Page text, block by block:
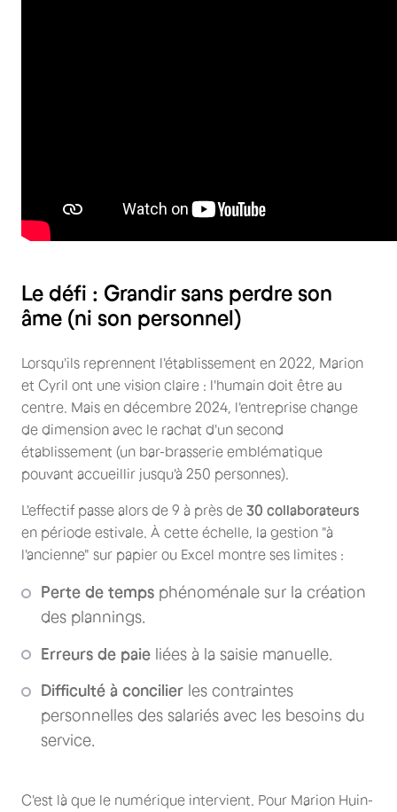
Le défi : Grandir sans perdre son
âme (ni son personnel)
Lorsqu'ils reprennent l'établissement en 2022, Marion
et Cyril ont une vision claire : l'humain doit être au
centre. Mais en décembre 2024, l'entreprise change
de dimension avec le rachat d'un second
établissement (un bar-brasserie emblématique
pouvant accueillir jusqu'à 250 personnes).
L'effectif passe alors de 9 à près de 30 collaborateurs
en période estivale. À cette échelle, la gestion "à
l'ancienne" sur papier ou Excel montre ses limites :
Perte de temps phénoménale sur la création
des plannings.
Erreurs de paie liées à la saisie manuelle.
Difficulté à concilier les contraintes
personnelles des salariés avec les besoins du
service.
C'est là que le numérique intervient. Pour Marion Huin-